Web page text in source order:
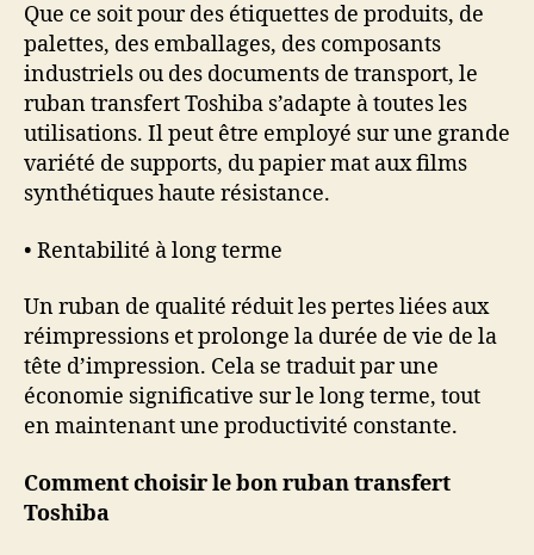
Que ce soit pour des étiquettes de produits, de
palettes, des emballages, des composants
industriels ou des documents de transport, le
ruban transfert Toshiba s’adapte à toutes les
utilisations. Il peut être employé sur une grande
variété de supports, du papier mat aux films
synthétiques haute résistance.
• Rentabilité à long terme
Un ruban de qualité réduit les pertes liées aux
réimpressions et prolonge la durée de vie de la
tête d’impression. Cela se traduit par une
économie significative sur le long terme, tout
en maintenant une productivité constante.
Comment choisir le bon ruban transfert
Toshiba